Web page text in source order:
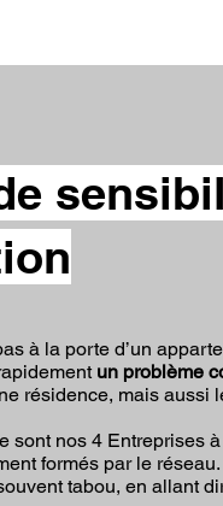
à la porte d’un
un problème
résidence, mais
sont nos 4 Entreprises
formés par le
tabou, en allant